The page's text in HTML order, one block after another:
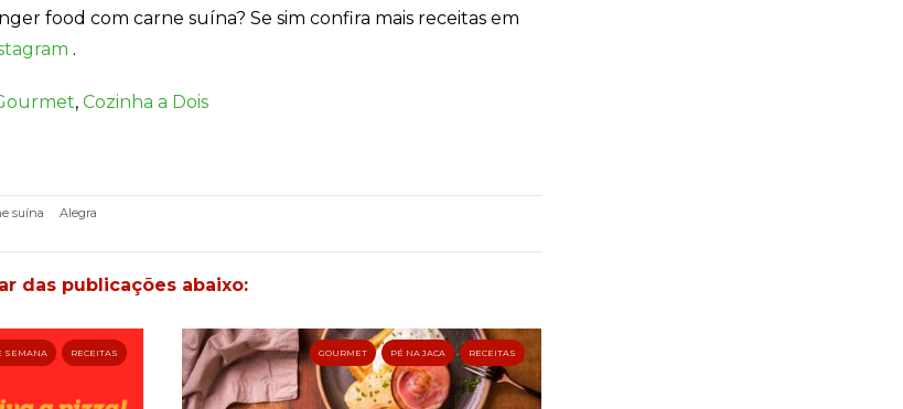
food com carne suína? Se sim confira mais receitas em
.
, Cozinha a Dois
suína Alegra
das publicações abaixo:
SEMANA RECEITAS GOURMET PÉ NA JACA RECEITAS